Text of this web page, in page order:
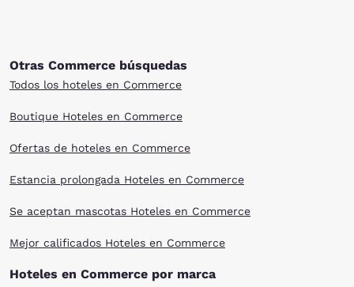
Otras Commerce búsquedas
Todos los hoteles en Commerce
Boutique Hoteles en Commerce
Ofertas de hoteles en Commerce
Estancia prolongada Hoteles en Commerce
Se aceptan mascotas Hoteles en Commerce
Mejor calificados Hoteles en Commerce
Hoteles en Commerce por marca